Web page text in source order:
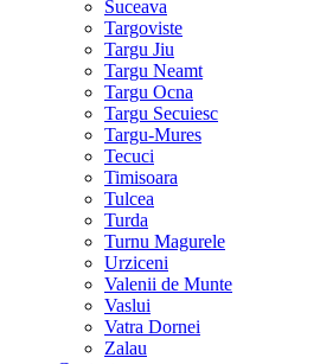
Suceava
Targoviste
Targu Jiu
Targu Neamt
Targu Ocna
Targu Secuiesc
Targu-Mures
Tecuci
Timisoara
Tulcea
Turda
Turnu Magurele
Urziceni
Valenii de Munte
Vaslui
Vatra Dornei
Zalau